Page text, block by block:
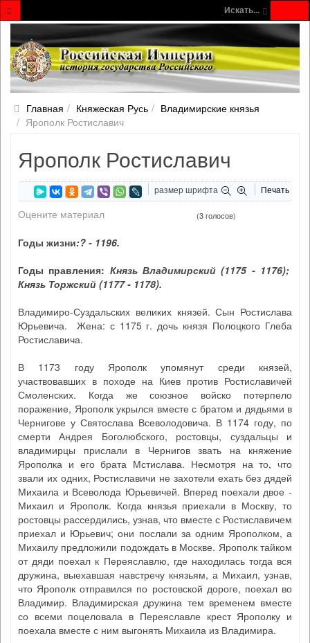
Искать...
Главная Княжеская Русь
Владимирские князья
Ярополк Ростиславич
Ярополк Ростиславич
размер шрифта Печать
Оцените материал (3 голосов)
Годы жизни:? - 1196.
Годы правления: Князь Владимирский (1175 - 1176);
Князь Торжский (1177 - 1178).
Владимиро-Суздальских великих князей. Сын Ростислава
Юрьевича. Жена: с 1175 г. дочь князя Полоцкого Глеба
Ростиславича.
В 1173 году Ярополк упомянут среди князей,
участвовавших в походе на Киев против Ростиславичей
Смоленских. Когда же союзное войско потерпело
поражение, Ярополк укрылся вместе с братом и дядьями в
Чернигове у Святослава Всеволодовича. В 1174 году, по
смерти Андрея Боголюбского, ростовцы, суздальцы и
владимирцы прислали в Чернигов звать на княжение
Ярополка и его брата Мстислава. Несмотря на то, что
звали их одних, Ростиславичи не захотели ехать без дядей
Михаила и Всеволода Юрьевичей. Вперед поехали двое -
Михаил и Ярополк. Когда князья приехали в Москву, то
ростовцы рассердились, узнав, что вместе с Ростиславичем
приехал и Юрьевич; они послали за одним Ярополком, а
Михаилу предложили подождать в Москве. Ярополк тайком
от дяди поехал к Переяславлю, где находилась тогда вся
дружина, выехавшая навстречу князьям, а Михаил, узнав,
что Ярополк отправился по ростовской дороге, поехал во
Владимир. Владимирская дружина тем временем вместе
со всеми поцеловала в Переяславле крест Ярополку и
поехала вместе с ним выгонять Михаила из Владимира.